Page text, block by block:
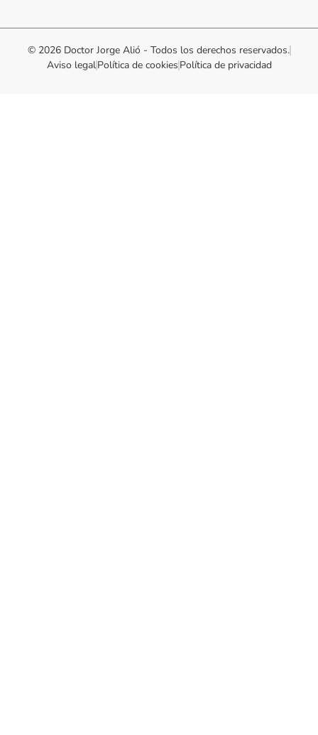
© 2026 Doctor Jorge Alió - Todos los derechos reservados.
Aviso legalPolítica de cookies Política de privacidad